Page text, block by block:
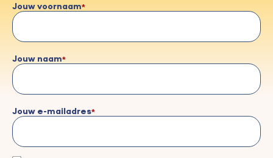
Jouw voornaam
Jouw naam
Jouw e-mailadres